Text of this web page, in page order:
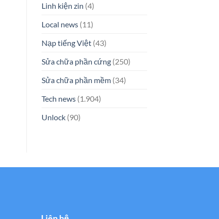
Linh kiện zin (4)
Local news(11)
Nạp tiếng Việt(43)
Sửa chữa phần cứng(250)
Sửa chữa phần mềm(34)
Tech news(1.904)
Unlock(90)